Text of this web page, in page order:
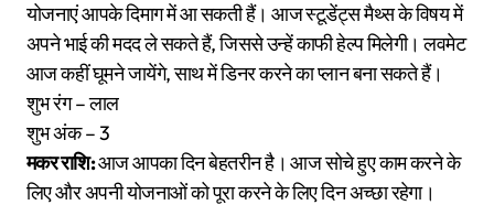
योजनाएं आपके दिमाग में आ सकती हैं। आज स्टूडेंट्स मैथ्स के विषय में
अपने भाई की मदद ले सकते हैं, जिससे उन्हें काफी हेल्प मिलेगी। लवमेट
आज कहीं घूमने जायेंगे, साथ में डिनर करने का प्लान बना सकते हैं।
शुभ रंग – लाल
शुभ अंक – 3
मकर राशि:आज आपका दिन बेहतरीन है। आज सोचे हुए काम करने के
लिए और अपनी योजनाओं को पूरा करने के लिए दिन अच्छा रहेगा।